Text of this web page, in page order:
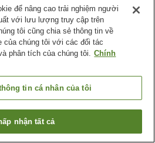
23lượt
Suối nước nóng trong nhà
Shizuoka
Thành phố Ito
phòng trống
để nâng cao trải nghiệm người
với lưu lượng truy cập trên
tôi cũng chia sẻ thông tin về
của chúng tôi với các đối tác
phân tích của chúng tôi. Chính
tin cá nhân của tôi
nhận tất cả